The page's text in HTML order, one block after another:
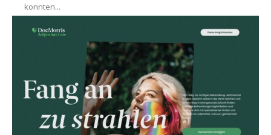
konnten...